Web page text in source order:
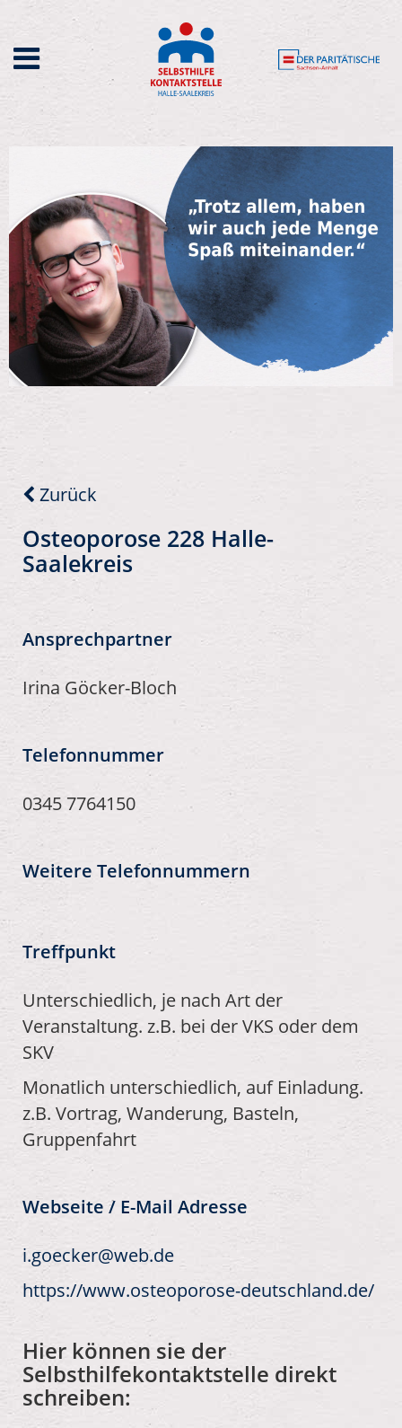
Zurück
Osteoporose 228 Halle-
Saalekreis
Ansprechpartner
Irina Göcker-Bloch
Telefonnummer
0345 7764150
Weitere Telefonnummern
Treffpunkt
Unterschiedlich, je nach Art der
Veranstaltung. z.B. bei der VKS oder dem
SKV
Monatlich unterschiedlich, auf Einladung.
z.B. Vortrag, Wanderung, Basteln,
Gruppenfahrt
Webseite / E-Mail Adresse
i.goecker@web.de
https://www.osteoporose-deutschland.de/
Hier können sie der
Selbsthilfekontaktstelle direkt
schreiben: